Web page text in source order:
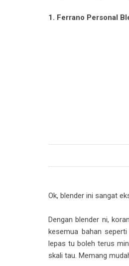
1. Ferrano Personal
Ok, blender ini sangat
Dengan blender ni,
kesemua bahan
lepas tu boleh terus
skali tau. Memang